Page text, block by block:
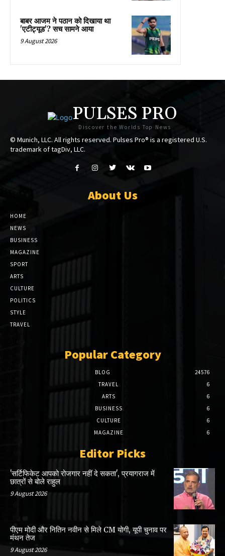
बाबर आजम ने पठान को दिखाया था
'एटीट्यूड'? सच सामने आया
9 August 2026
PULSES PRO
Discover the Worlds Top News
© Munich, LLC. All rights reserved. Pulses Pro® is a registered U.S.
trademark of tagDiv, LLC.
About Us
HOME
NEWS
BUSINESS
MAGAZINE
SPORT
ARTS
CULTURE
POLITICS
STYLE
TRAVEL
Popular Category
BLOG
24576
TRAVEL
6
ARTS
6
BUSINESS
6
CULTURE
6
MAGAZINE
6
Editor Picks
'सर्टिफिकेट आपको रोजगार नहीं दे सकता', प्रयागराज में
छात्रों से बोले राहुल
9 August 2026
पीएम मोदी और नितिन नवीन से मिले CM योगी, यूपी चुनाव पर
मंथन तेज
9 August 2026